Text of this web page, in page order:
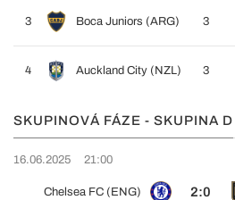
3 Boca Juniors (ARG) 3
4 Auckland City (NZL) 3
SKUPINOVÁ FÁZE - SKUPINA D
16.06.2025 21:00
Chelsea FC (ENG) 2:0